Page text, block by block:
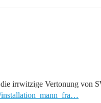
irrwitzige Vertonung von